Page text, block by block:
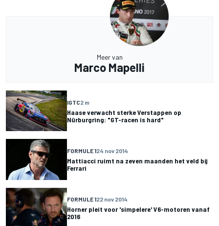
Meer van
Marco Mapelli
IGTC2 m
Haase verwacht sterke Verstappen op
Nürburgring: "GT-racen is hard"
FORMULE 124 nov 2014
Mattiacci ruimt na zeven maanden het veld bij
Ferrari
FORMULE 122 nov 2014
Horner pleit voor 'simpelere' V6-motoren vanaf
2016